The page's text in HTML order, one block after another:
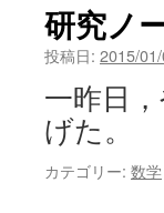
研究ノ
投稿日: 2015/
一昨日
げた。
カテゴリー: 数学